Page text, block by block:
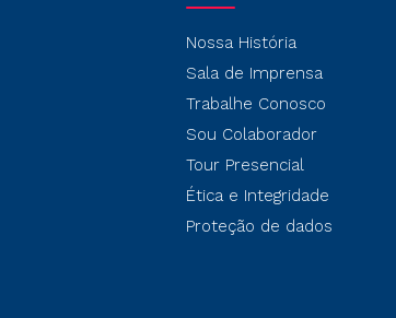
Nossa História
Sala de Imprensa
Trabalhe Conosco
Sou Colaborador
Tour Presencial
Ética e Integridade
Proteção de dados